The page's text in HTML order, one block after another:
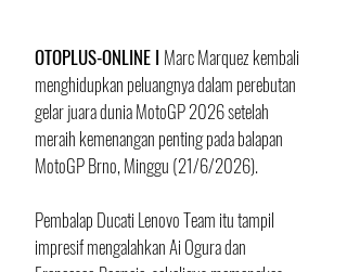
OTOPLUS-ONLINE I Marc Marquez kembali
menghidupkan peluangnya dalam perebutan
gelar juara dunia MotoGP 2026 setelah
meraih kemenangan penting pada balapan
MotoGP Brno, Minggu (21/6/2026).
Pembalap Ducati Lenovo Team itu tampil
impresif mengalahkan Ai Ogura dan